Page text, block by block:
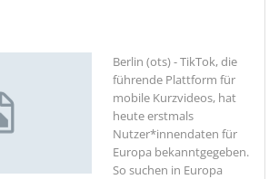
Berlin (ots) - TikTok, die
führende Plattform für
mobile Kurzvideos, hat
heute erstmals
Nutzer*innendaten für
Europa bekanntgegeben.
So suchen in Europa